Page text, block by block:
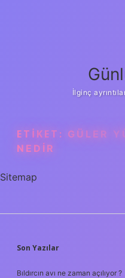
İlginç
ETIKET: GÜLER
NEDIR
Sitemap
SIDEBAR
Son Yazılar
Bıldırcın avı ne zaman açılıyor ?